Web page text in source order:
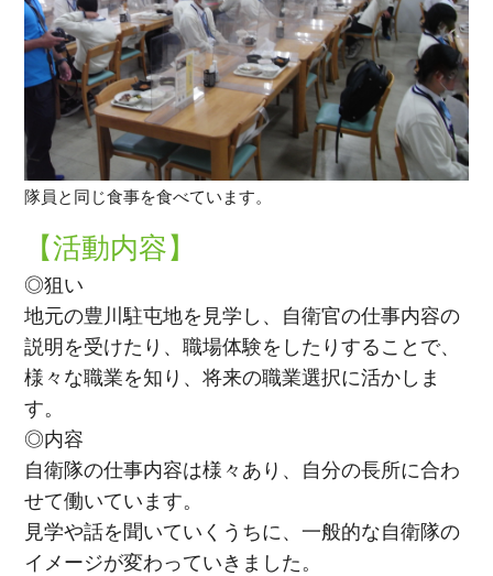
隊員と同じ食事を食べています。
【活動内容】
◎狙い
地元の豊川駐屯地を見学し、自衛官の仕事内容の
説明を受けたり、職場体験をしたりすることで、
様々な職業を知り、将来の職業選択に活かしま
す。
◎内容
自衛隊の仕事内容は様々あり、自分の長所に合わ
せて働いています。
見学や話を聞いていくうちに、一般的な自衛隊の
イメージが変わっていきました。